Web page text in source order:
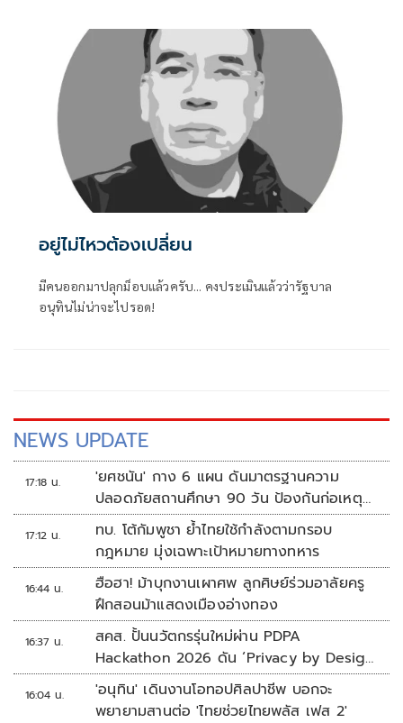
อยู่ไม่ไหวต้องเปลี่ยน
มีคนออกมาปลุกม็อบแล้วครับ... คงประเมินแล้วว่ารัฐบาล
อนุทินไม่น่าจะไปรอด!
NEWS UPDATE
17:18 น.
'ยศชนัน' กาง 6 แผน ดันมาตรฐานความ
ปลอดภัยสถานศึกษา 90 วัน ป้องกันก่อเหตุ
รุนแรง
17:12 น.
ทบ. โต้กัมพูชา ย้ำไทยใช้กำลังตามกรอบ
กฎหมาย มุ่งเฉพาะเป้าหมายทางทหาร
16:44 น.
ฮือฮา! ม้าบุกงานเผาศพ ลูกศิษย์ร่วมอาลัยครู
ฝึกสอนม้าแสดงเมืองอ่างทอง
16:37 น.
สคส. ปั้นนวัตกรรุ่นใหม่ผ่าน PDPA
Hackathon 2026 ดัน ‘Privacy by Design
for all’ สู่โซลูชันคุ้มครองข้อมูลส่วนบุคคลที่
ใช้ได้จริง
16:04 น.
'อนุทิน' เดินงานโอทอปศิลปาชีพ บอกจะ
พยายามสานต่อ 'ไทยช่วยไทยพลัส เฟส 2'